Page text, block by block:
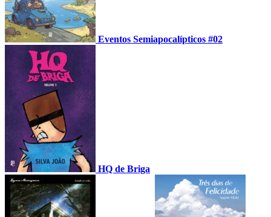
Eventos Semiapocalípticos #02
HQ de Briga